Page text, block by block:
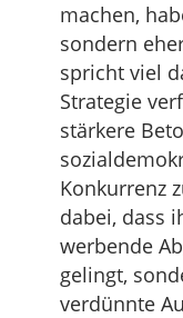
machen,
sondern
spricht viel
Strategie
stärkere
Konkurrenz
dabei, dass
werbende
gelingt,
verdünnte